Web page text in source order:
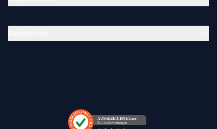
AUSGEZEICHNET .org
Kundenbewertungen